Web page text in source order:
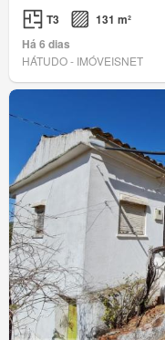
T3
131 m²
Há 6 dias
HÁTUDO - IMÓVEISNET